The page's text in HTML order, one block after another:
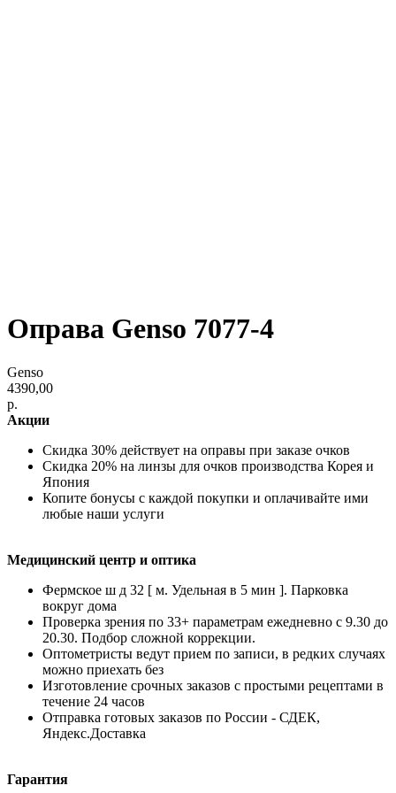
Оправа Genso 7077-4
Genso
4390,00
р.
Акции
Скидка 30% действует на оправы при заказе очков
Скидка 20% на линзы для очков производства Корея и
Япония
Копите бонусы с каждой покупки и оплачивайте ими
любые наши услуги
Медицинский центр и оптика
Фермское ш д 32 [ м. Удельная в 5 мин ]. Парковка
вокруг дома
Проверка зрения по 33+ параметрам ежедневно с 9.30 до
20.30. Подбор сложной коррекции.
Оптометристы ведут прием по записи, в редких случаях
можно приехать без
Изготовление срочных заказов с простыми рецептами в
течение 24 часов
Отправка готовых заказов по России - СДЕК,
Яндекс.Доставка
Гарантия